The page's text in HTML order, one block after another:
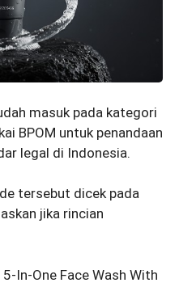
masuk pada kategori
BPOM untuk penandaan
legal di Indonesia.
tersebut dicek pada
jika rincian
In-One Face Wash With